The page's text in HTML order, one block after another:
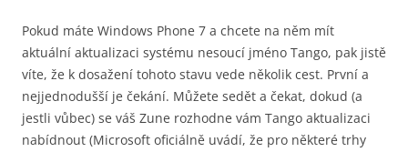
Pokud máte Windows Phone 7 a chcete na něm mít
aktuální aktualizaci systému nesoucí jméno Tango, pak jistě
víte, že k dosažení tohoto stavu vede několik cest. První a
nejjednodušší je čekání. Můžete sedět a čekat, dokud (a
jestli vůbec) se váš Zune rozhodne vám Tango aktualizaci
nabídnout (Microsoft oficiálně uvádí, že pro některé trhy